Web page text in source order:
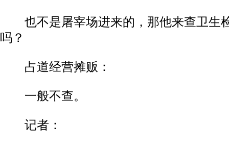
也不是屠宰场进来的，那他来查卫生
吗？
占道经营摊贩：
一般不查。
记者：